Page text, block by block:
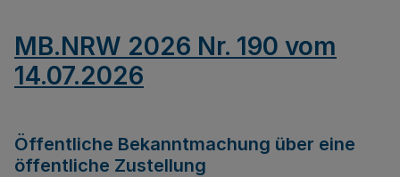
MB.NRW 2026 Nr. 190 vom
14.07.2026
Öffentliche Bekanntmachung über eine
öffentliche Zustellung